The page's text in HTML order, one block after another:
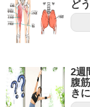
ど
2週
腹
き